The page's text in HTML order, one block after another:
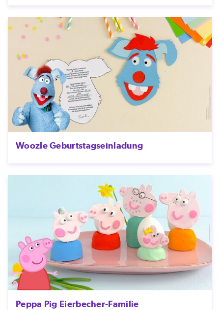
Woozle Geburtstagseinladung
Peppa Pig Eierbecher-Familie